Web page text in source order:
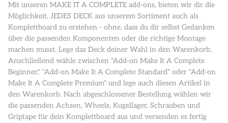
Mit unseren MAKE IT A COMPLETE add-ons, bieten wir dir die
Möglichkeit, JEDES DECK aus unserem Sortiment auch als
Komplettboard zu erstehen - ohne, dass du dir selbst Gedanken
über die passenden Komponenten oder die richtige Montage
machen musst. Lege das Deck deiner Wahl in den Warenkorb.
Anschließend wähle zwischen "Add-on Make It A Complete
Beginner," "Add-on Make It A Complete Standard" oder "Add-on
Make It A Complete Premium" und lege auch diesen Artikel in
den Warenkorb. Nach abgeschlossener Bestellung wählen wir
die passenden Achsen, Wheels, Kugellager, Schrauben und
Griptape für dein Komplettboard aus und versenden es fertig